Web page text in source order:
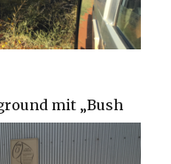
mit „Bush